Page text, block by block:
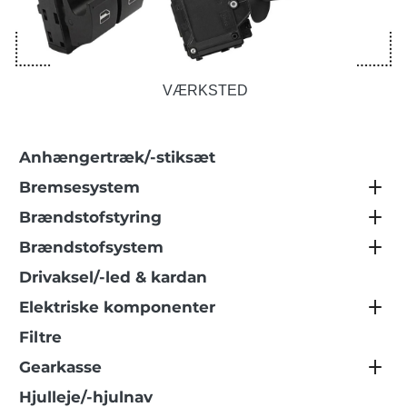
VÆRKSTED
Anhængertræk/-stiksæt
Bremsesystem
Brændstofstyring
Brændstofsystem
Drivaksel/-led & kardan
Elektriske komponenter
Filtre
Gearkasse
Hjulleje/-hjulnav